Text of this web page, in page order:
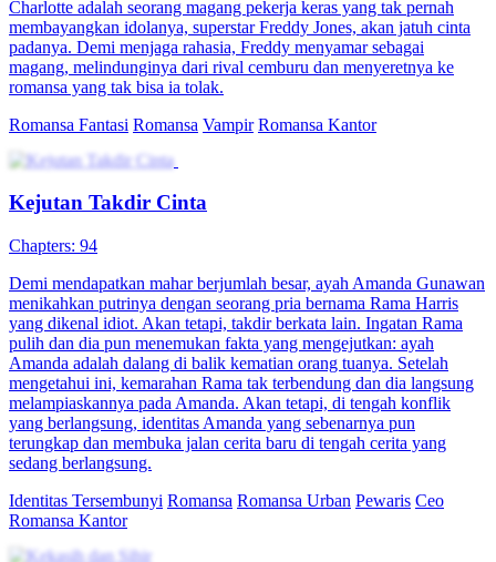
Charlotte adalah seorang magang pekerja keras yang tak pernah
membayangkan idolanya, superstar Freddy Jones, akan jatuh cinta
padanya. Demi menjaga rahasia, Freddy menyamar sebagai
magang, melindunginya dari rival cemburu dan menyeretnya ke
romansa yang tak bisa ia tolak.
Romansa Fantasi Romansa Vampir Romansa Kantor
Kejutan Takdir Cinta
Chapters: 94
Demi mendapatkan mahar berjumlah besar, ayah Amanda Gunawan
menikahkan putrinya dengan seorang pria bernama Rama Harris
yang dikenal idiot. Akan tetapi, takdir berkata lain. Ingatan Rama
pulih dan dia pun menemukan fakta yang mengejutkan: ayah
Amanda adalah dalang di balik kematian orang tuanya. Setelah
mengetahui ini, kemarahan Rama tak terbendung dan dia langsung
melampiaskannya pada Amanda. Akan tetapi, di tengah konflik
yang berlangsung, identitas Amanda yang sebenarnya pun
terungkap dan membuka jalan cerita baru di tengah cerita yang
sedang berlangsung.
Identitas Tersembunyi Romansa Romansa Urban Pewaris Ceo
Romansa Kantor